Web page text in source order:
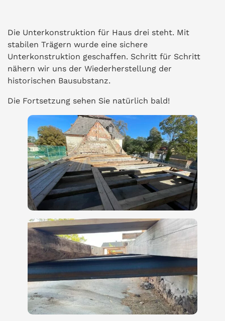
Die Unterkonstruktion für Haus drei steht. Mit
stabilen Trägern wurde eine sichere
Unterkonstruktion geschaffen. Schritt für Schritt
nähern wir uns der Wiederherstellung der
historischen Bausubstanz.
Die Fortsetzung sehen Sie natürlich bald!